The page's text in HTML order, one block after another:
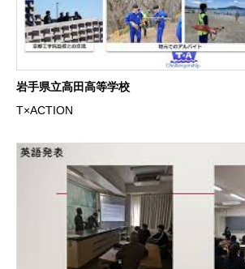
岩手県立高田高等学校
T×ACTION